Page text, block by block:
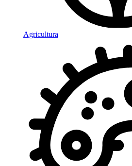
Agricultura